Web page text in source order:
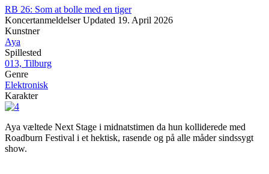
RB 26: Som at bolle med en tiger
Koncertanmeldelser Updated 19. April 2026
Kunstner
Aya
Spillested
013, Tilburg
Genre
Elektronisk
Karakter
Aya væltede Next Stage i midnatstimen da hun kolliderede med
Roadburn Festival i et hektisk, rasende og på alle måder sindssygt
show.